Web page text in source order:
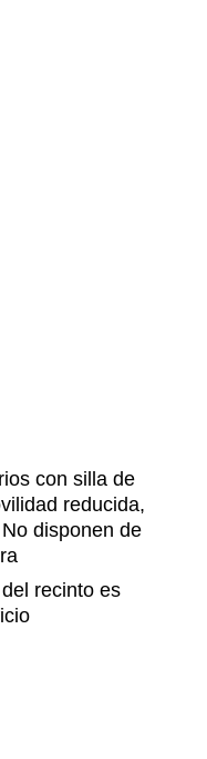
con silla de
reducida,
disponen de
recinto es